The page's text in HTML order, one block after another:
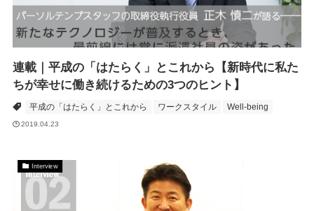
連載｜平成の「はたらく」とこれから【新時代に私た
ちが幸せに働き続けるための3つのヒント】
平成の「はたらく」とこれから ワークスタイル Well-being
2019.04.23
Interview